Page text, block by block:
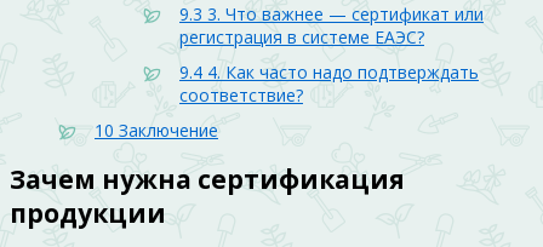
9.3 3. Что важнее — сертификат или
регистрация в системе ЕАЭС?
9.4 4. Как часто надо подтверждать
соответствие?
10 Заключение
Зачем нужна сертификация
продукции